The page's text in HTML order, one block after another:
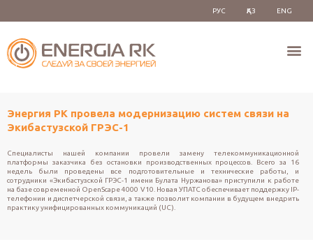
РУС ҚАЗ ENG
Энергия РК провела модернизацию систем связи на
Экибастузской ГРЭС-1
Специалисты нашей компании провели замену телекоммуникационной
платформы заказчика без остановки производственных процессов. Всего за 16
недель были проведены все подготовительные и технические работы, и
сотрудники «Экибастузской ГРЭС-1 имени Булата Нуржанова» приступили к работе
на базе современной OpenScape 4000 V10. Новая УПАТС обеспечивает поддержку IP-
телефонии и диспетчерской связи, а также позволит компании в будущем внедрить
практику унифицированных коммуникаций (UC).